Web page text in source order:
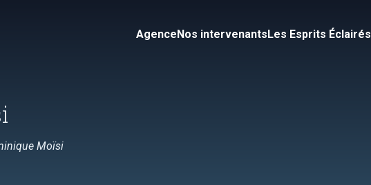
AgenceNos intervenantsLes Esprits Éclairés
Moïsi